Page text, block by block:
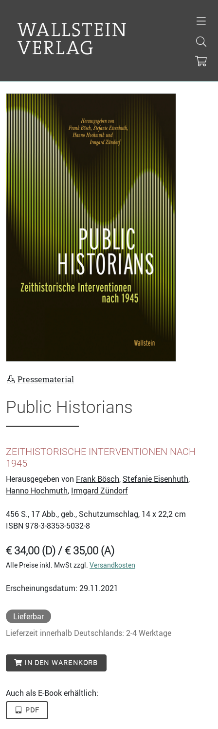
Pressematerial
Public Historians
ZEITHISTORISCHE INTERVENTIONEN NACH
1945
Herausgegeben von Frank Bösch, Stefanie Eisenhuth,
Hanno Hochmuth, Irmgard Zündorf
456 S., 17 Abb., geb., Schutzumschlag, 14 x 22,2 cm
ISBN 978-3-8353-5032-8
€ 34,00 (D) / € 35,00 (A)
Alle Preise inkl. MwSt zzgl. Versandkosten
Erscheinungsdatum: 29.11.2021
Lieferbar
Lieferzeit innerhalb Deutschlands: 2-4 Werktage
IN DEN WARENKORB
Auch als E-Book erhältlich:
PDF